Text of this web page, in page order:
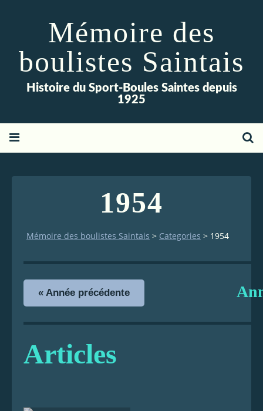
Mémoire des
boulistes Saintais
Histoire du Sport-Boules Saintes depuis
1925
1954
Mémoire des boulistes Saintais > Categories > 1954
« Année précédente
Articles